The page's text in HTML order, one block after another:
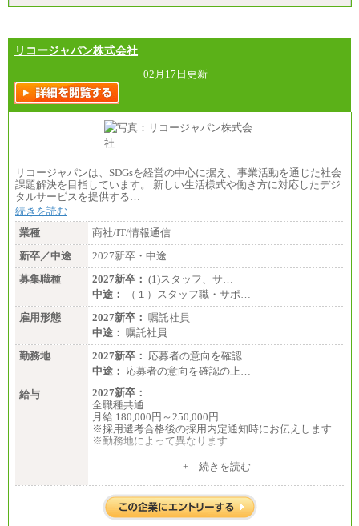
※拠点型職員、特定職員の給与は、生活の拠点が定
す。
中途：
全職種共通
月給制
226,600円～390,100円（勤務地域等により異なりま
す）
・ご経験やスキルを考慮し、選考の中で決定いたし
ます。
・試用期間中も同額支給します。
リコージャパン株式会社
02月17日更新
リコージャパンは、SDGsを経営の中心に据え、事業活動を通じた社会
課題解決を目指しています。 新しい生活様式や働き方に対応したデジ
タルサービスを提供する…
続きを読む
業種
商社/IT/情報通信
新卒／中途
2027新卒・中途
募集職種
2027新卒： (1)スタッフ、サ…
中途：
（１）スタッフ職・サポ…
雇用形態
2027新卒： 嘱託社員
中途： 嘱託社員
勤務地
2027新卒： 応募者の意向を確認…
中途： 応募者の意向を確認の上…
給与
2027新卒：
全職種共通
月給 180,000円～250,000円
※採用選考合格後の採用内定通知時にお伝えします
※勤務地によって異なります
月給 200,000円～250,000円
入社時の処遇は経験・能力を考慮の上、当社規程に
より決定します。
+ 続きを読む